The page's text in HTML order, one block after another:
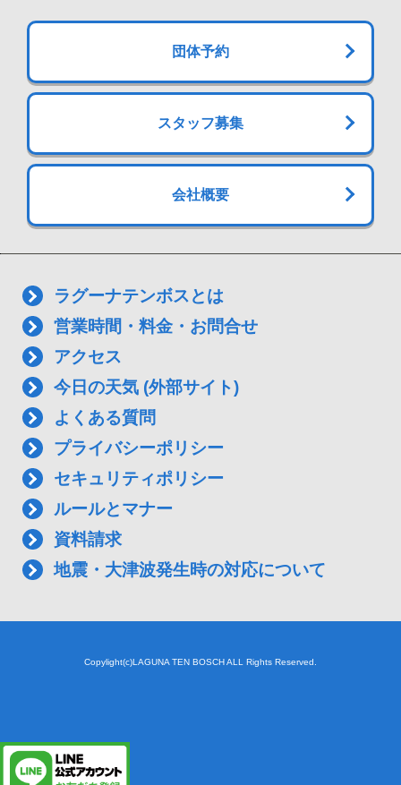
団体予約
スタッフ募集
会社概要
ラグーナテンボスとは
営業時間・料金・お問合せ
アクセス
今日の天気 (外部サイト)
よくある質問
プライバシーポリシー
セキュリティポリシー
ルールとマナー
資料請求
地震・大津波発生時の対応について
Copylight(c)LAGUNA TEN BOSCH ALL Rights Reserved.